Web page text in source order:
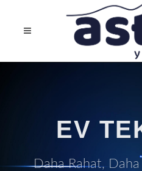
EV
Daha Rahat, Daha